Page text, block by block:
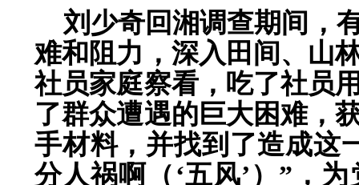
刘少奇回湘调查期间，
难和阻力，深入田间、山
社员家庭察看，吃了社员
了群众遭遇的巨大困难，
手材料，并找到了造成这
分人祸啊（‘五风’）”，